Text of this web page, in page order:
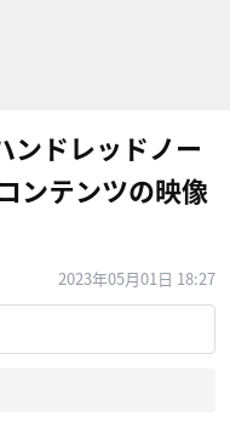
ンドレッドノー
ンテンツの映像
2023年05月01日 18:27